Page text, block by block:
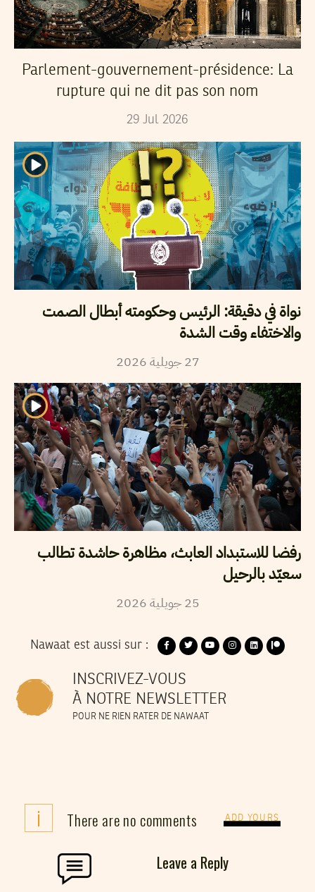
Parlement-gouvernement-présidence: La
rupture qui ne dit pas son nom
29 Jul 2026
نواة في دقيقة: الرئيس وحكومته أبطال الصمت
والاختفاء وقت الشدة
27 جويلية2026
رفضا للاستبداد العابث، مظاهرة حاشدة تطالب
سعيّد بالرحيل
25 جويلية2026
Nawaat est aussi sur :
INSCRIVEZ-VOUS
À NOTRE NEWSLETTER
POUR NE RIEN RATER DE NAWAAT
i There are no comments ADD YOURS
Leave a Reply